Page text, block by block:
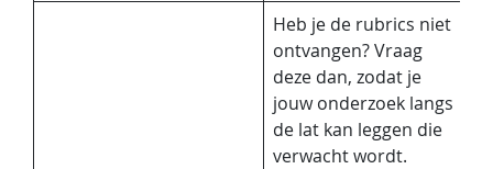
Heb je de rubrics niet
ontvangen? Vraag
deze dan, zodat je
jouw onderzoek langs
de lat kan leggen die
verwacht wordt.